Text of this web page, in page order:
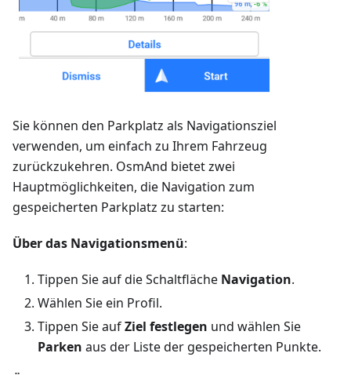
Sie können den Parkplatz als Navigationsziel
verwenden, um einfach zu Ihrem Fahrzeug
zurückzukehren. OsmAnd bietet zwei
Hauptmöglichkeiten, die Navigation zum
gespeicherten Parkplatz zu starten:
Über das Navigationsmenü:
Tippen Sie auf die Schaltfläche Navigation.
Wählen Sie ein Profil.
Tippen Sie aufZiel festlegen und wählen Sie
Parken aus der Liste der gespeicherten Punkte.